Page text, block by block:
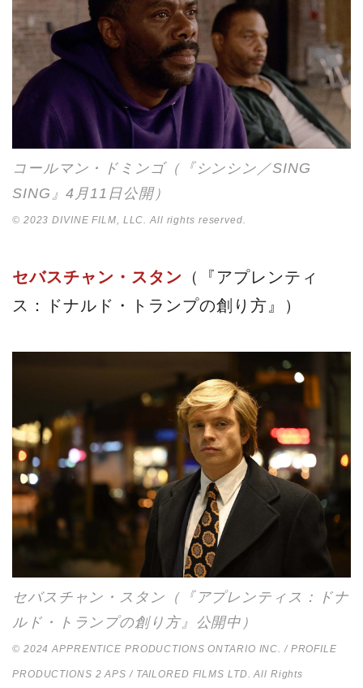
コールマン・ドミンゴ（『シンシン／SING
SING』4月11日公開）
© 2023 DIVINE FILM, LLC. All rights reserved.
セバスチャン・スタン （『アプレンティ
ス：ドナルド・トランプの創り方』）
セバスチャン・スタン（『アプレンティス：ドナ
ルド・トランプの創り方』公開中）
© 2024 APPRENTICE PRODUCTIONS ONTARIO INC. / PROFILE
PRODUCTIONS 2 APS / TAILORED FILMS LTD. All Rights